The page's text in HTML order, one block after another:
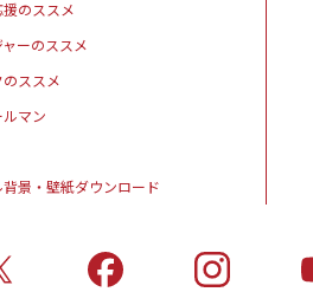
のススメ
ーのススメ
ススメ
マン
景・壁紙ダウンロード